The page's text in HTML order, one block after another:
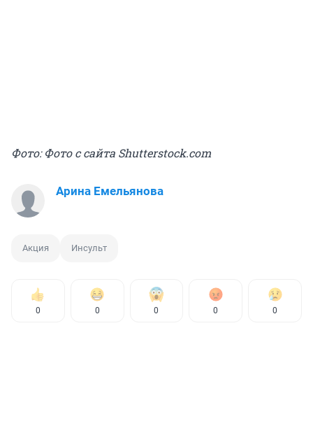
Фото: Фото с сайта Shutterstock.com
Арина Емельянова
Акция Инсульт
0 0 0 0 0